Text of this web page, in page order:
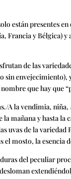
están presentes
Francia y Bélgica)
de las
sin
que hay que
A la vendimia,
la mañana y hasta
uvas de la
el mosto, la
del peculiar